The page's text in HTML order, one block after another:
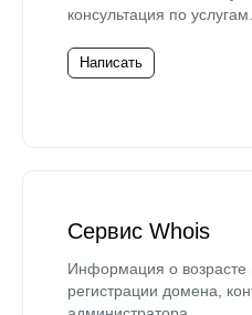
консультация по услугам.
Написать
Сервис Whois
Информация о возрасте
регистрации домена,